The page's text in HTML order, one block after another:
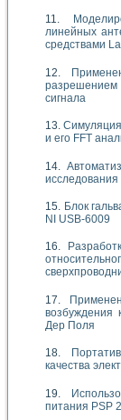
линейных
средствами
сигнала
Симуляция
и его FFT
Блок
NI USB-6009
возбуждения
Дер Поля
качества
питания PSP